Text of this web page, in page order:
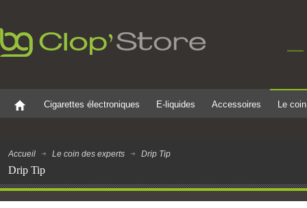
Cigarettes électroniques E-liquides Accessoires Le
Accueil Le coin des experts Drip Tip
Drip Tip